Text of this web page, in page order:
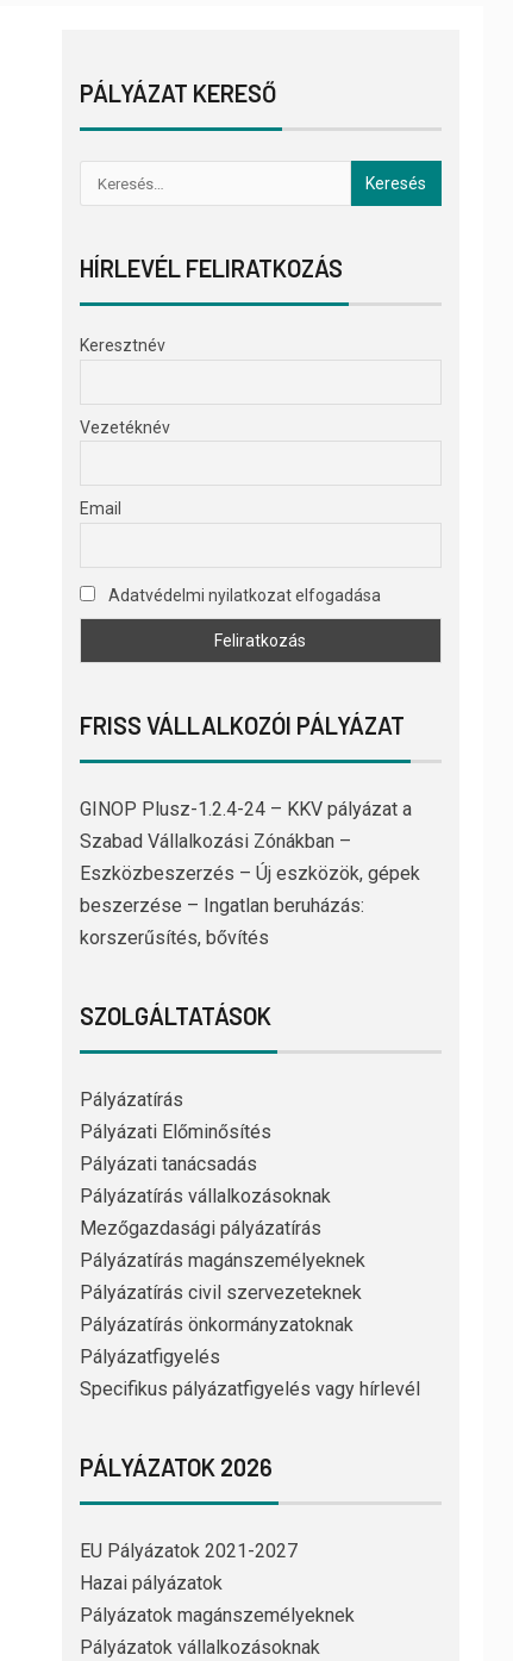
PÁLYÁZAT KERESŐ
HÍRLEVÉL FELIRATKOZÁS
Keresztnév
Vezetéknév
Email
Adatvédelmi nyilatkozat elfogadása
FRISS VÁLLALKOZÓI PÁLYÁZAT
GINOP Plusz-1.2.4-24 – KKV pályázat a
Szabad Vállalkozási Zónákban –
Eszközbeszerzés – Új eszközök, gépek
beszerzése – Ingatlan beruházás:
korszerűsítés, bővítés
SZOLGÁLTATÁSOK
Pályázatírás
Pályázati Előminősítés
Pályázati tanácsadás
Pályázatírás vállalkozásoknak
Mezőgazdasági pályázatírás
Pályázatírás magánszemélyeknek
Pályázatírás civil szervezeteknek
Pályázatírás önkormányzatoknak
Pályázatfigyelés
Specifikus pályázatfigyelés vagy hírlevél
PÁLYÁZATOK 2026
EU Pályázatok 2021-2027
Hazai pályázatok
Pályázatok magánszemélyeknek
Pályázatok vállalkozásoknak